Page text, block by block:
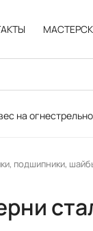
на
подшипники,